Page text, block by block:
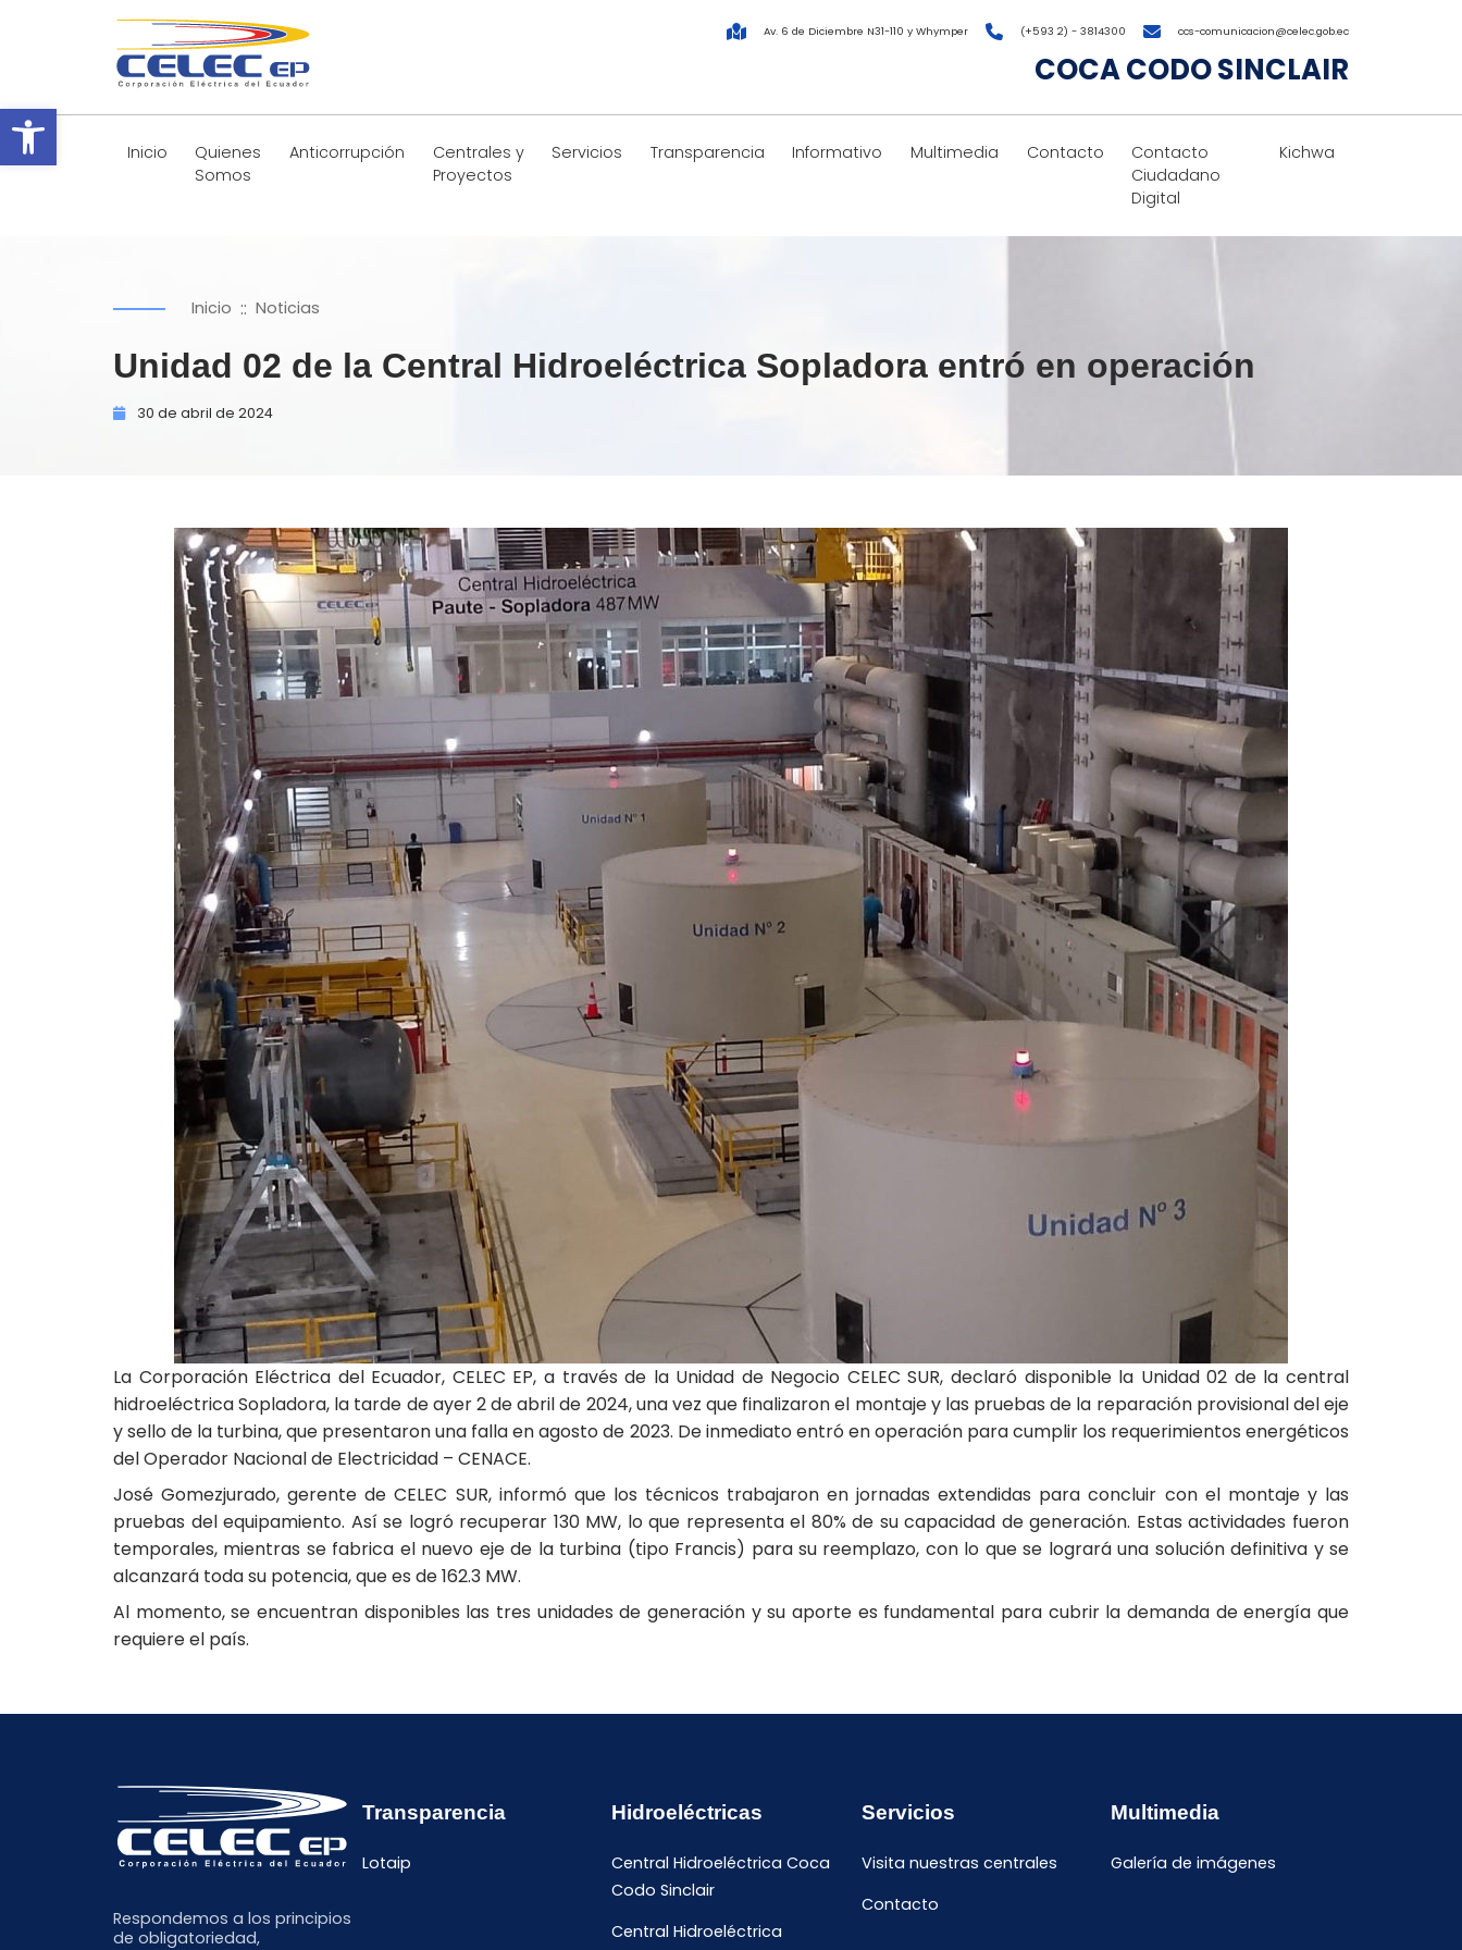
Abrir barra de herramientas
Av. 6 de Diciembre N31-110 y Whymper (+593 2) - 3814300 ccs-comunicacion@celec.gob.ec
COCA CODO SINCLAIR
Inicio
Quienes
Somos
Anticorrupción
Centrales y
Proyectos
Servicios Transparencia Informativo Multimedia Contacto
Contacto
Ciudadano
Digital
Kichwa
Inicio :: Noticias
Unidad 02 de la Central Hidroeléctrica Sopladora entró en operación
30 de abril de 2024
La Corporación Eléctrica del Ecuador, CELEC EP, a través de la Unidad de Negocio CELEC SUR, declaró disponible la Unidad 02 de la central
hidroeléctrica Sopladora, la tarde de ayer 2 de abril de 2024, una vez que finalizaron el montaje y las pruebas de la reparación provisional del eje
y sello de la turbina, que presentaron una falla en agosto de 2023. De inmediato entró en operación para cumplir los requerimientos energéticos
del Operador Nacional de Electricidad – CENACE.
José Gomezjurado, gerente de CELEC SUR, informó que los técnicos trabajaron en jornadas extendidas para concluir con el montaje y las
pruebas del equipamiento. Así se logró recuperar 130 MW, lo que representa el 80% de su capacidad de generación. Estas actividades fueron
temporales, mientras se fabrica el nuevo eje de la turbina (tipo Francis) para su reemplazo, con lo que se logrará una solución definitiva y se
alcanzará toda su potencia, que es de 162.3 MW.
Al momento, se encuentran disponibles las tres unidades de generación y su aporte es fundamental para cubrir la demanda de energía que
requiere el país.
Respondemos a los principios
de obligatoriedad,
Transparencia
Lotaip
Hidroeléctricas
Central Hidroeléctrica Coca
Codo Sinclair
Central Hidroeléctrica
Servicios
Visita nuestras centrales
Contacto
Multimedia
Galería de imágenes